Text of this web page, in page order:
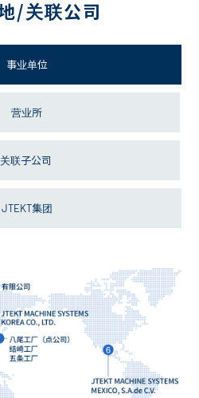
/关联公司
事业单位
营业所
关联子公司
JTEKT集团